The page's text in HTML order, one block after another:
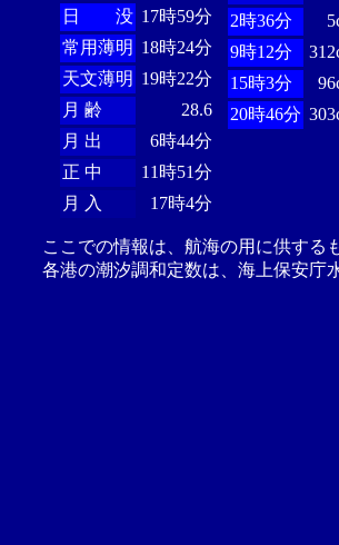
日 没 17時59分
常用薄明 18時24分
天文薄明 19時22分
月 齢
28.6
月 出
6時44分
正 中
11時51分
月 入
17時4分
2時36分
9時12分
15時3分
20時46分
ここでの情報は、航海の用に供する
各港の潮汐調和定数は、海上保安庁